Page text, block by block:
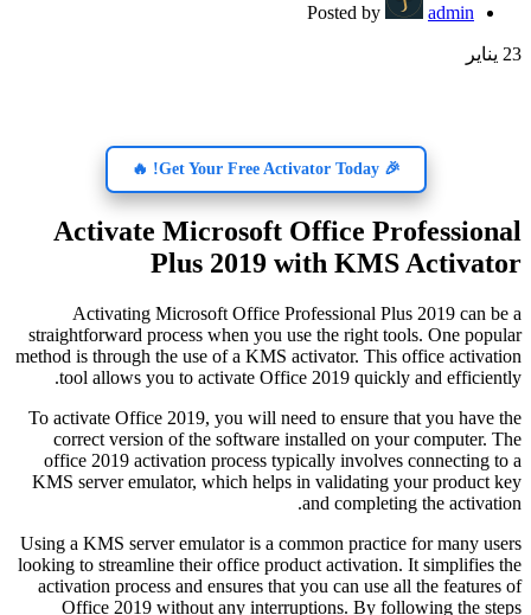
Posted by admin
23 يناير
🎉 Get Your Free Activator Today! 🔥
Activate Microsoft Office Professional
Plus 2019 with KMS Activator
Activating Microsoft Office Professional Plus 2019 can be a
straightforward process when you use the right tools. One popular
method is through the use of a KMS activator. This office activation
tool allows you to activate Office 2019 quickly and efficiently.
To activate Office 2019, you will need to ensure that you have the
correct version of the software installed on your computer. The
office 2019 activation process typically involves connecting to a
KMS server emulator, which helps in validating your product key
and completing the activation.
Using a KMS server emulator is a common practice for many users
looking to streamline their office product activation. It simplifies the
activation process and ensures that you can use all the features of
Office 2019 without any interruptions. By following the steps